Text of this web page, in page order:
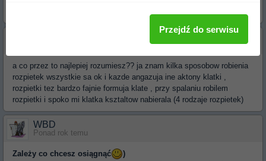
a co przez to najlepiej rozumiesz?? ja znam kilka sposobow robienia
rozpietek wszystkie sa ok i kazde angazuja ine aktony klatki ,
rozpietki tez bardzo fajnie formuja klate , przy spalaniu robilem
rozpietki i spoko mi klatka ksztaltow nabierala (4 rodzaje rozpietek)
WBD
Ponad rok temu
Zależy co chcesz osiągnąć
)
Przejdź do serwisu